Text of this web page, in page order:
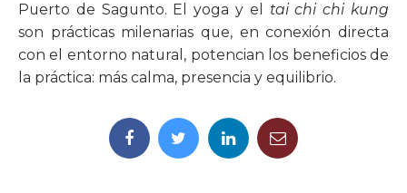
Puerto de Sagunto. El yoga y el tai chi chi kung
son prácticas milenarias que, en conexión directa
con el entorno natural, potencian los beneficios de
la práctica: más calma, presencia y equilibrio.